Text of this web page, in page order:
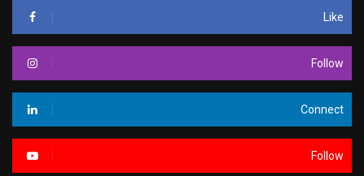
Like
Follow
Connect
Follow